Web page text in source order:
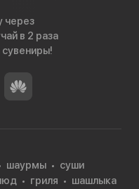
через
в 2 раза
шаурмы
суши
гриля
шашлыка